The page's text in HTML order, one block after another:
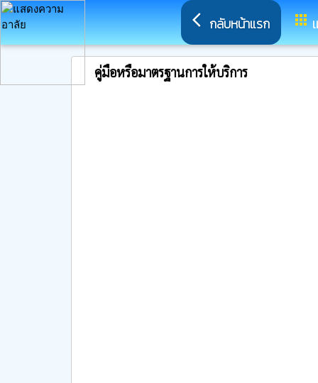
arrow_back_ios กลับหน้าแรก apps
คู่มือหรือมาตรฐานการให้บริการ